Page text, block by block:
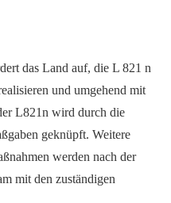
das Land auf, die L 821 n
und umgehend mit
L821n wird durch die
geknüpft. Weitere
werden nach der
mit den zuständigen